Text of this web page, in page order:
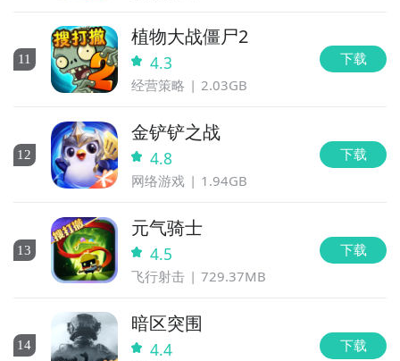
11
植物大战僵尸2
4.3
经营策略 2.03GB
下载
12
金铲铲之战
4.8
网络游戏 1.94GB
下载
13
元气骑士
4.5
飞行射击 729.37MB
下载
14
暗区突围
4.4 下载